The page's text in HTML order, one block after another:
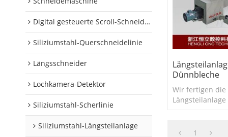
Digital gesteuerte Scroll-Schneidelinie
Siliziumstahl-Querschneidelinie
Längsschneider
Lochkamera-Detektor
Siliziumstahl-Scherlinie
Siliziumstahl-Längsteilanlage
Dünnbleche
Wir fertigen die
Längsteilen der
1